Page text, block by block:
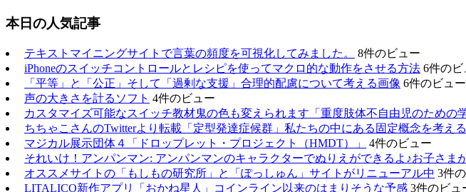
本日の人気記事
テキストマイニングサイトで言葉の頻度を可視化してみました。
8件のビュー
iPhoneのスイッチコントロールとレシピを使ってマクロ的な動作をさせる方法 6件のビ
「平等」と「公正」そして「過剰な支援」合理的配慮について考える画像 6件のビュー
声の大きさを計るソフト 4件のビュー
カスタマイズ可能なスイッチ教材鬼の色も変えられます「重度肢体不自由児のための
ちちゃこさんのTwitterより転載「定型発達症候群」私たちの中にある固定概念を考える
マジカル展示団体４「ドロップレット・プロジェクト（HMDT）」
4件のビュー
それいけ！アンパンマン: アンパンマンのキャラクターでぬりえができるよ♪お子さま
オススメサイトの「もしもの研究所」と「ぽっしゅん」サイトがリニューアル中 3件
LITALICO新作アプリ「おかね星人」コインライン以来のはまりそうな予感 3件のビュ